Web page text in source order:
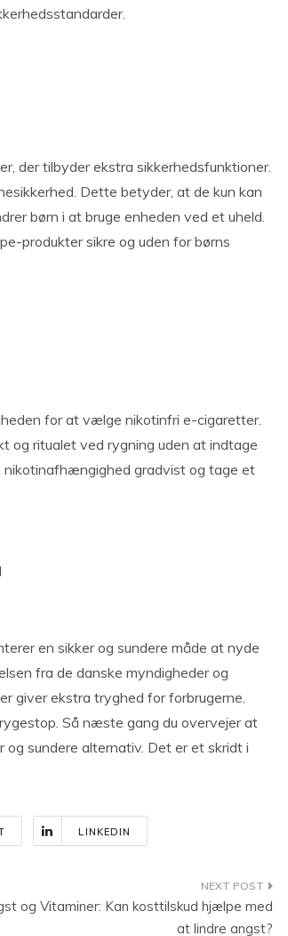
der tilbyder ekstra sikkerhedsfunktioner.
Dette betyder, at de kun kan
børn i at bruge enheden ved et uheld.
produkter sikre og uden for børns
for at vælge nikotinfri e-cigaretter.
og ritualet ved rygning uden at indtage
nikotinafhængighed gradvist og tage et
en sikker og sundere måde at nyde
fra de danske myndigheder og
giver ekstra tryghed for forbrugerne.
Så næste gang du overvejer at
sundere alternativ. Det er et skridt i
LINKEDIN
og Vitaminer: Kan kosttilskud hjælpe med
at lindre angst?